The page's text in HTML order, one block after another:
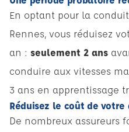
En optant pour la
Rennes, vous réduisez
an : seulement 2 ans
conduire aux vitesses
3 ans en apprentissage
Réduisez le coût de votre
De nombreux assureurs